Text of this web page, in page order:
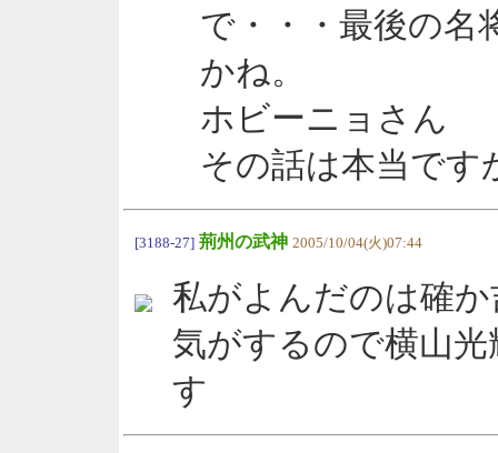
で・・・最後の名
かね。
ホビーニョさん
その話は本当です
[3188-27] 荊州の武神 2005/10/04(火)07:44
私がよんだのは確
気がするので横山
す